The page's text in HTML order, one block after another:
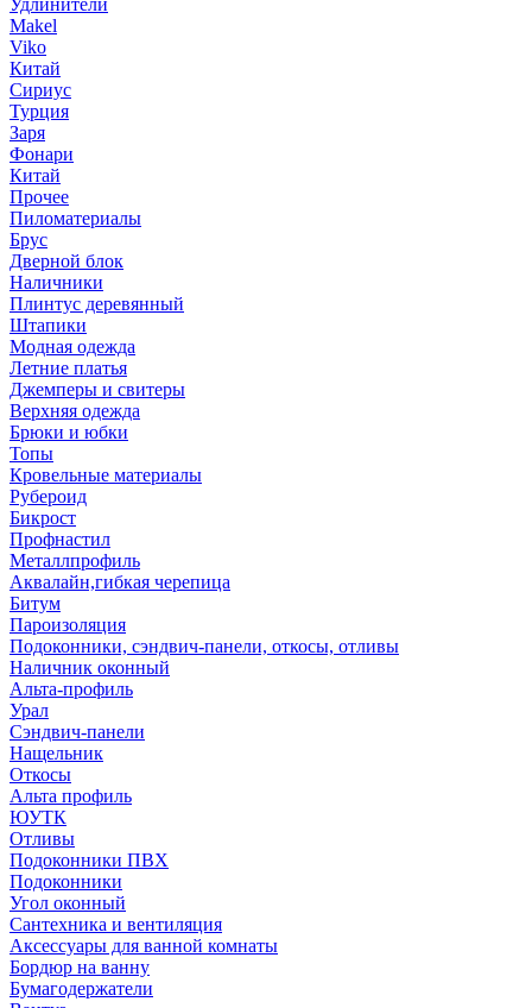
Удлинители
Makel
Viko
Китай
Сириус
Турция
Заря
Фонари
Китай
Прочее
Пиломатериалы
Брус
Дверной блок
Наличники
Плинтус деревянный
Штапики
Модная одежда
Летние платья
Джемперы и свитеры
Верхняя одежда
Брюки и юбки
Топы
Кровельные материалы
Рубероид
Бикрост
Профнастил
Металлпрофиль
Аквалайн,гибкая черепица
Битум
Пароизоляция
Подоконники, сэндвич-панели, откосы, отливы
Наличник оконный
Альта-профиль
Урал
Сэндвич-панели
Нащельник
Откосы
Альта профиль
ЮУТК
Отливы
Подоконники ПВХ
Подоконники
Угол оконный
Сантехника и вентиляция
Аксессуары для ванной комнаты
Бордюр на ванну
Бумагодержатели